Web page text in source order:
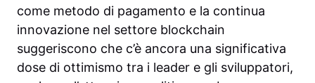
come metodo di pagamento e la continua
innovazione nel settore blockchain
suggeriscono che c’è ancora una significativa
dose di ottimismo tra i leader e gli sviluppatori,